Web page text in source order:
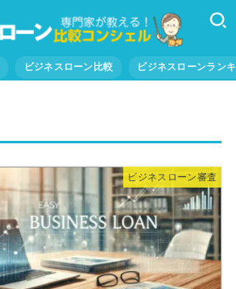
ビジネスローン比較 ビジネスローンラン
ビジネスローン審査